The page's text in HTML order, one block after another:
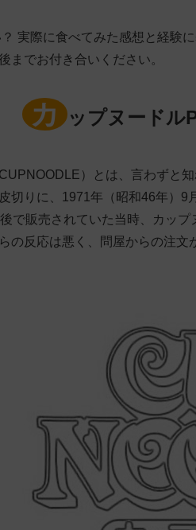
実際に食べてみた感想と経験
までお付き合いください。
カ ップヌードル
）とは、言わずと
切りに、1971年（昭和46年）9
で販売されていた当時、カッ
の反応は悪く、問屋からの注